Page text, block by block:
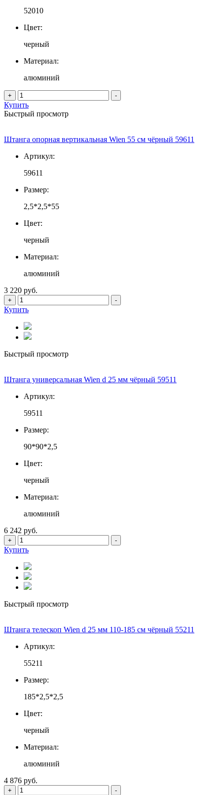
52010
Цвет:
черный
Материал:
алюминий
+ -
Купить
Быстрый просмотр
Штанга опорная вертикальная Wien 55 см чёрный 59611
Артикул:
59611
Размер:
2,5*2,5*55
Цвет:
черный
Материал:
алюминий
3 220 руб.
+ -
Купить
Быстрый просмотр
Штанга универсальная Wien d 25 мм чёрный 59511
Артикул:
59511
Размер:
90*90*2,5
Цвет:
черный
Материал:
алюминий
6 242 руб.
+ -
Купить
Быстрый просмотр
Штанга телескоп Wien d 25 мм 110-185 см чёрный 55211
Артикул:
55211
Размер:
185*2,5*2,5
Цвет:
черный
Материал:
алюминий
4 876 руб.
+ -